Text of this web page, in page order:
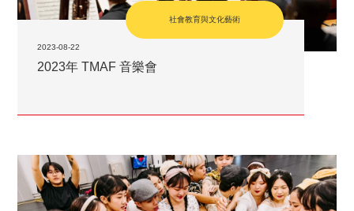
社會教育與文化藝術
2023-08-22
2023年 TMAF 音樂會